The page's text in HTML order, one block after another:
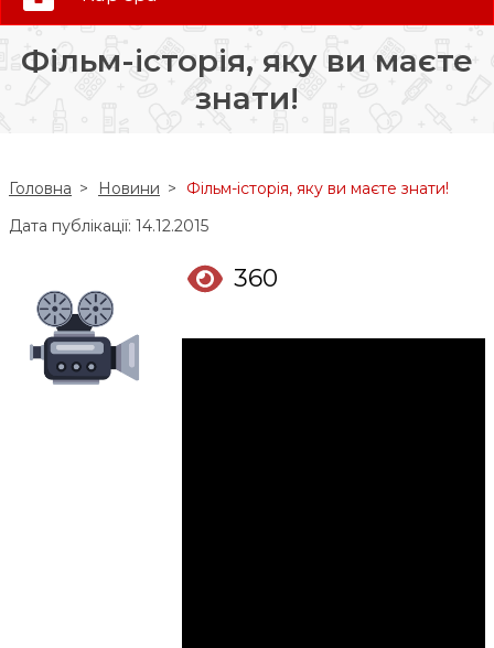
Слідкуй за нами:
Фільм-історія, яку ви маєте
знати!
Головна Новини
Фільм-історія, яку ви маєте знати!
Дата публікації: 14.12.2015
360